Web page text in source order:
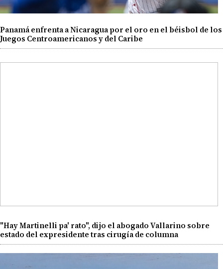
Panamá enfrenta a Nicaragua por el oro en el béisbol de los
Juegos Centroamericanos y del Caribe
"Hay Martinelli pa' rato", dijo el abogado Vallarino sobre
estado del expresidente tras cirugía de columna